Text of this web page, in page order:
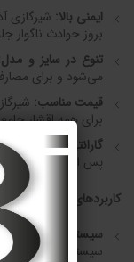
ایمنی بالا: شیرگازی
بروز حوادث ناگوار
تنوع در سایز و
می‌شود و برای
قیمت مناسب:
برای همه اقشار
گارانتی و خدمات
پس از فروش است تا
کاربردهای شیرگازی آذر:
سیستم گازرسانی
سیستم گازرسانی